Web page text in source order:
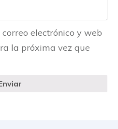
electrónico y web
la próxima vez que